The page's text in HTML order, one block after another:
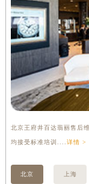
北京王府井百达翡丽售后
均接受标准培训....详情 >
北京 上海